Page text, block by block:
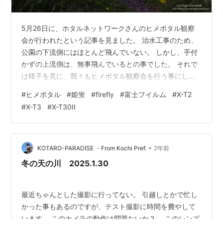
5月26日に、ホタルネットワークさんのヒメボタル観察
会が行われたという記事を見ました。 治水工事のため、
公園の下流側にはほとんど飛んでいない。 しかし、手付
かずの上流側は、無事飛んでいるとの事でした。 それで
は様子を見に、我々もヒメボタル観察会を行う事にしま
られた川が見えます。 樹木の伐採を行なったため、森の
ような雰囲気は消えていました。 竹林の方へ歩いて行く
と、今まで通りの感じとなって来ましたが、堤防側から
の階段が2ヶ所出来ていました。 それから上流側に歩い
て行くと、従来通りのヒメボタルが乱舞しており、ホッ
としました(*'▽'*)。 …
#ヒメボタル #姫蛍 #firefly #富士フイルム #X-T2
#X-T3 #X-T30II
KOTARO-PARADISE ・From Kochi Pref. • 2年前
冬の天の川 2025.1.30